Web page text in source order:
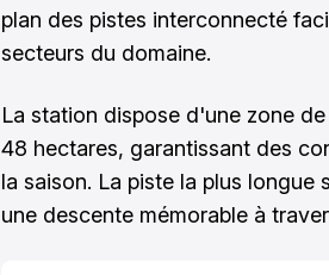
plan des pistes interconnecté
secteurs du domaine.
La station dispose d'une zone
48 hectares, garantissant des
la saison. La piste la plus
une descente mémorable à